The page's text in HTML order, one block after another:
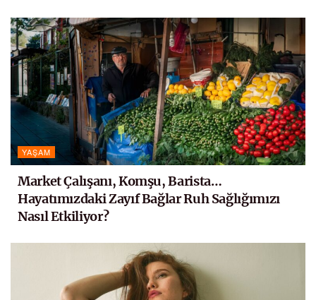
YAŞAM
Market Çalışanı, Komşu, Barista…
Hayatımızdaki Zayıf Bağlar Ruh Sağlığımızı
Nasıl Etkiliyor?